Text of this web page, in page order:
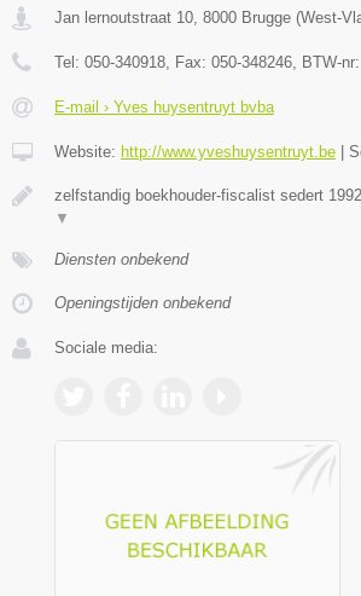
Jan lernoutstraat 10 8000 Brugge (West-
Tel: 050-340918 , Fax: 050-348246 , BTW-nr:
E-mail › Yves huysentruyt bvba
Website: http://www.yveshuysentruyt.be |
zelfstandig boekhouder-fiscalist sedert
▼
Diensten onbekend
Openingstijden onbekend
Sociale media: